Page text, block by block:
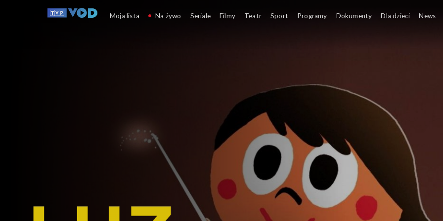
Moja lista Na żywo Seriale Filmy Teatr Sport Programy Dokumenty Dla dzieci News